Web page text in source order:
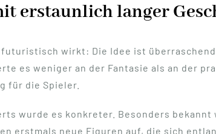
erstaunlich langer
wirkt: Die Idee ist
es weniger an der Fantasie als an der
für die Spieler.
wurde es konkreter. Besonders
erstmals neue Figuren auf, die sich